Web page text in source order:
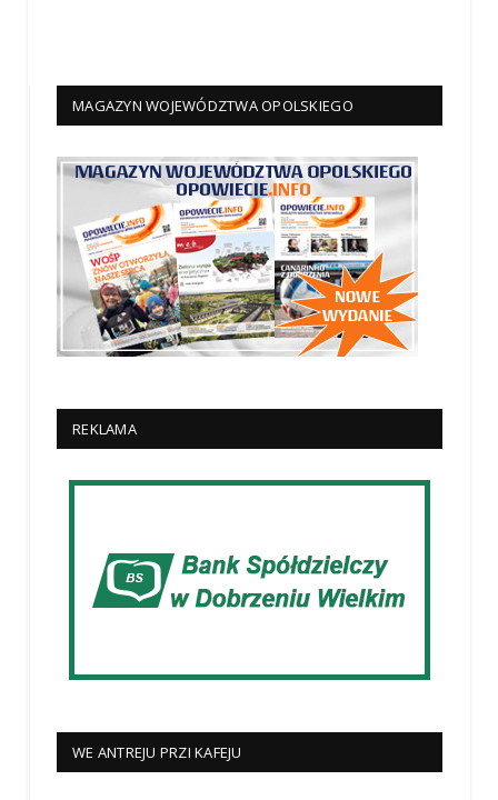
MAGAZYN WOJEWÓDZTWA OPOLSKIEGO
REKLAMA
WE ANTREJU PRZI KAFEJU